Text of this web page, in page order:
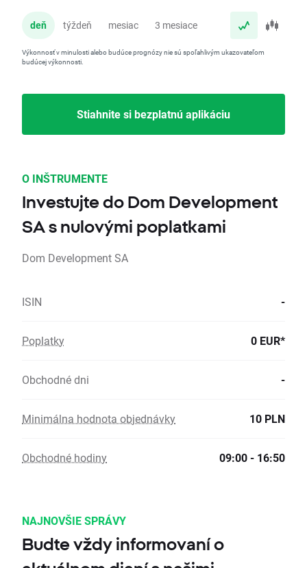
deň týždeň mesiac 3 mesiace
Výkonnosť v minulosti alebo budúce prognózy nie sú spoľahlivým ukazovateľom
budúcej výkonnosti.
Stiahnite si bezplatnú aplikáciu
O INŠTRUMENTE
Investujte do Dom Development
SA s nulovými poplatkami
Dom Development SA
ISIN -
Poplatky 0 EUR*
Obchodné dni -
Minimálna hodnota objednávky 10 PLN
Obchodné hodiny 09:00 - 16:50
NAJNOVŠIE SPRÁVY
Budte vždy informovaní o